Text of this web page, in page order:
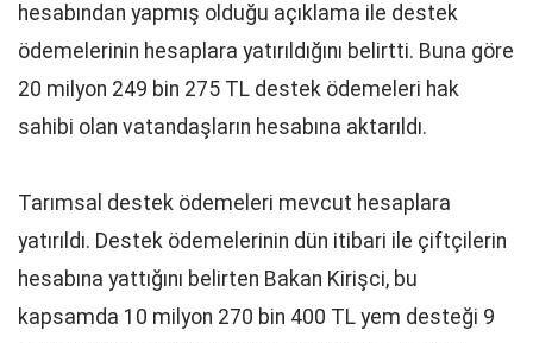
hesabından yapmış olduğu açıklama ile destek
ödemelerinin hesaplara yatırıldığını belirtti. Buna göre
20 milyon 249 bin 275 TL destek ödemeleri hak
sahibi olan vatandaşların hesabına aktarıldı.
Tarımsal destek ödemeleri mevcut hesaplara
yatırıldı. Destek ödemelerinin dün itibari ile çiftçilerin
hesabına yattığını belirten Bakan Kirişci, bu
kapsamda 10 milyon 270 bin 400 TL yem desteği 9